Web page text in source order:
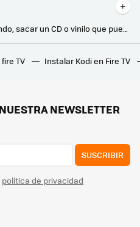
Por qué aunque tengas una tele 1080p merece la pena comprar los modelos 4K de Chromecast o Fire TV Stick
Hoy empieza la canícula y los meteorólogos lo tienen claro: "Pintan bastos para las regiones mediterráneas de España"
TV Instalar Kodi en Fire TV
NEWSLETTER
SUSCRIBIR
política de privacidad